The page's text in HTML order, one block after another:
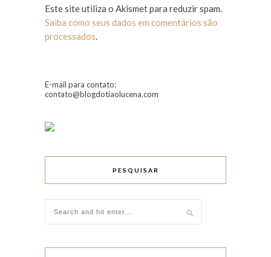
Este site utiliza o Akismet para reduzir spam.
Saiba como seus dados em comentários são
processados.
E-mail para contato:
contato@blogdotiaolucena.com
PESQUISAR